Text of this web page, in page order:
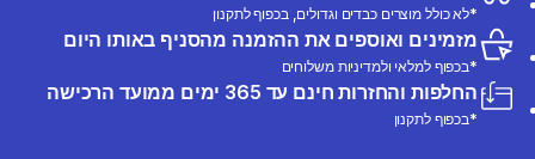
*לא כולל מוצרים כבדים וגדולים, בכפוף לתקנון
מזמינים ואוספים את ההזמנה מהסניף באותו היום
*בכפוף למלאי ולמדיניות משלוחים
החלפות והחזרות חינם עד 365 ימים ממועד הרכישה
*בכפוף לתקנון